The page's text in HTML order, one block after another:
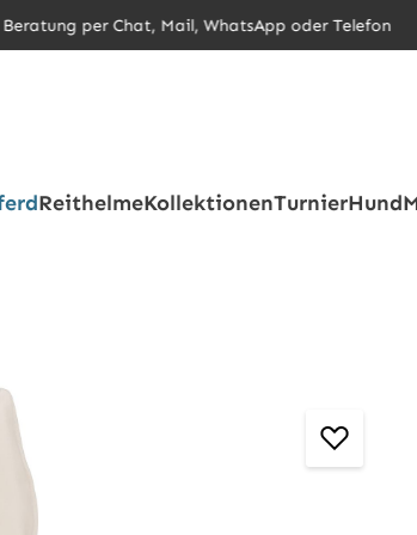
Beratung per Chat, Mail, WhatsApp oder Telefon
ReithelmeKollektionenTurnierHund